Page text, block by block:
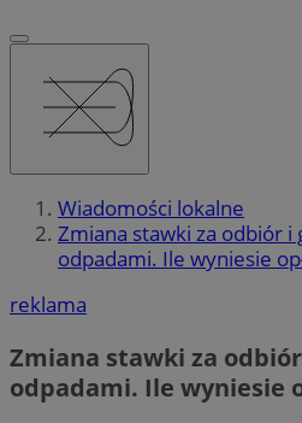
Wiadomości lokalne
Zmiana stawki za odbiór i
odpadami. Ile wyniesie
reklama
Zmiana stawki za
odpadami. Ile wyniesie